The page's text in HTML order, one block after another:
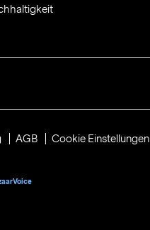
AGB Cookie Einstellungen